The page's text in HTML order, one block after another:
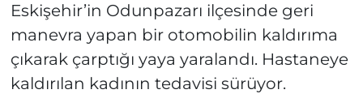
Eskişehir’in Odunpazarı ilçesinde geri
manevra yapan bir otomobilin kaldırıma
çıkarak çarptığı yaya yaralandı. Hastaneye
kaldırılan kadının tedavisi sürüyor.